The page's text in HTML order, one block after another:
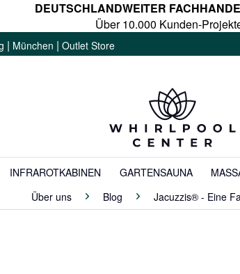
DEUTSCHLANDWEITER
Über 10.000 Kunden-
| München | Outlet Store
INFRAROTKABINEN GARTENSAUNA
Über uns
Blog Jacuzzis® - Eine